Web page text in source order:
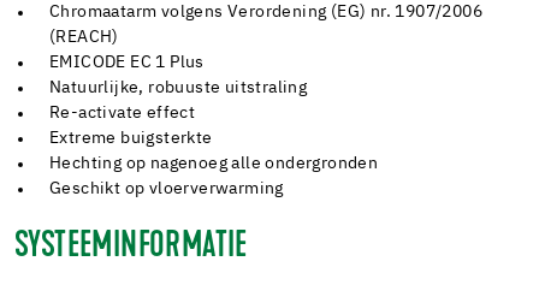
Chromaatarm volgens Verordening (EG) nr. 1907/2006
(REACH)
EMICODE EC 1 Plus
Natuurlijke, robuuste uitstraling
Re-activate effect
Extreme buigsterkte
Hechting op nagenoeg alle ondergronden
Geschikt op vloerverwarming
SYSTEEMINFORMATIE